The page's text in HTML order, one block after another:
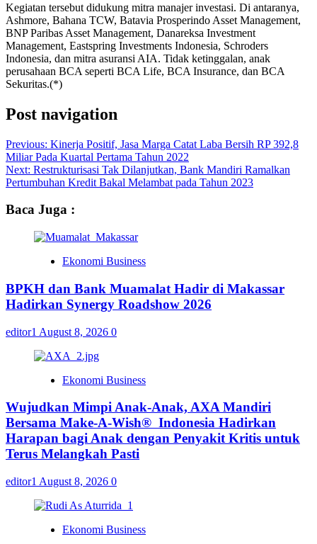
Kegiatan tersebut didukung mitra manajer investasi. Di antaranya,
Ashmore, Bahana TCW, Batavia Prosperindo Asset Management,
BNP Paribas Asset Management, Danareksa Investment
Management, Eastspring Investments Indonesia, Schroders
Indonesia, dan mitra asuransi AIA. Tidak ketinggalan, anak
perusahaan BCA seperti BCA Life, BCA Insurance, dan BCA
Sekuritas.(*)
Post navigation
Previous: Kinerja Positif, Jasa Marga Catat Laba Bersih RP 392,8
Miliar Pada Kuartal Pertama Tahun 2022
Next: Restrukturisasi Tak Dilanjutkan, Bank Mandiri Ramalkan
Pertumbuhan Kredit Bakal Melambat pada Tahun 2023
Baca Juga :
Ekonomi Business
BPKH dan Bank Muamalat Hadir di Makassar
Hadirkan Synergy Roadshow 2026
editor1 August 8, 2026 0
Ekonomi Business
Wujudkan Mimpi Anak-Anak, AXA Mandiri
Bersama Make-A-Wish® Indonesia Hadirkan
Harapan bagi Anak dengan Penyakit Kritis untuk
Terus Melangkah Pasti
editor1 August 8, 2026 0
Ekonomi Business